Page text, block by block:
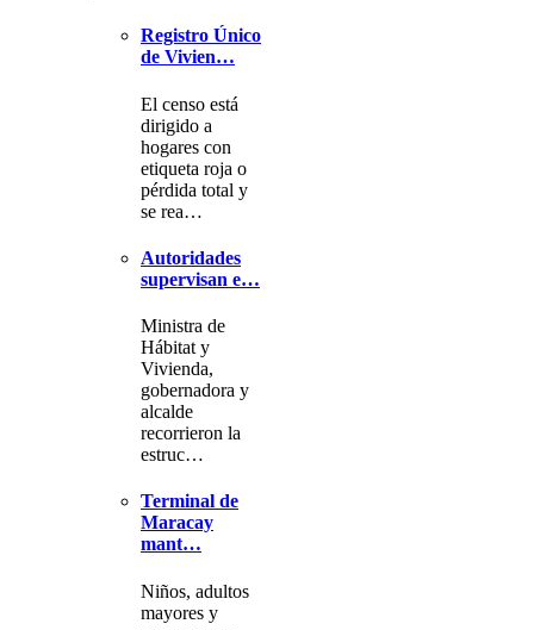
Registro Único
de Vivien…
El censo está
dirigido a
hogares con
etiqueta roja o
pérdida total y
se rea…
Autoridades
supervisan e…
Ministra de
Hábitat y
Vivienda,
gobernadora y
alcalde
recorrieron la
estruc…
Terminal de
Maracay
mant…
Niños, adultos
mayores y